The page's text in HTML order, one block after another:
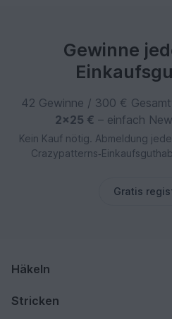
Gewinne
42 Gewinne / 300 €
2×25 € – einfach
Kein Kauf nötig. Abmeldung
Gratis
Häkeln
Stricken